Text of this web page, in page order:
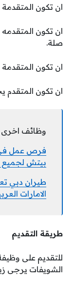
ان تكون المتقدمة
ان تكون
صلة.
ان تكون المتقدمة لديها خبرة
ان تكون المتقدم
وظائف
فرص عمل في
بيتش لجميع
طيران دبي
الامارات
طريقة التقديم
للتقديم على
الشويفات يرجى